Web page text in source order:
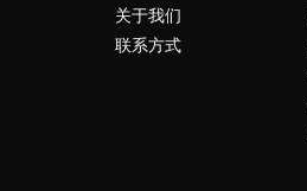
关于我们
联系方式